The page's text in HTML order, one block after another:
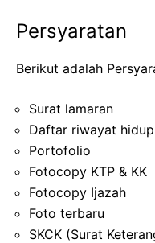
Persyaratan
Berikut adalah
Surat lamaran
Daftar riwayat hidup
Portofolio
Fotocopy KTP & KK
Fotocopy Ijazah
Foto terbaru
SKCK (Surat